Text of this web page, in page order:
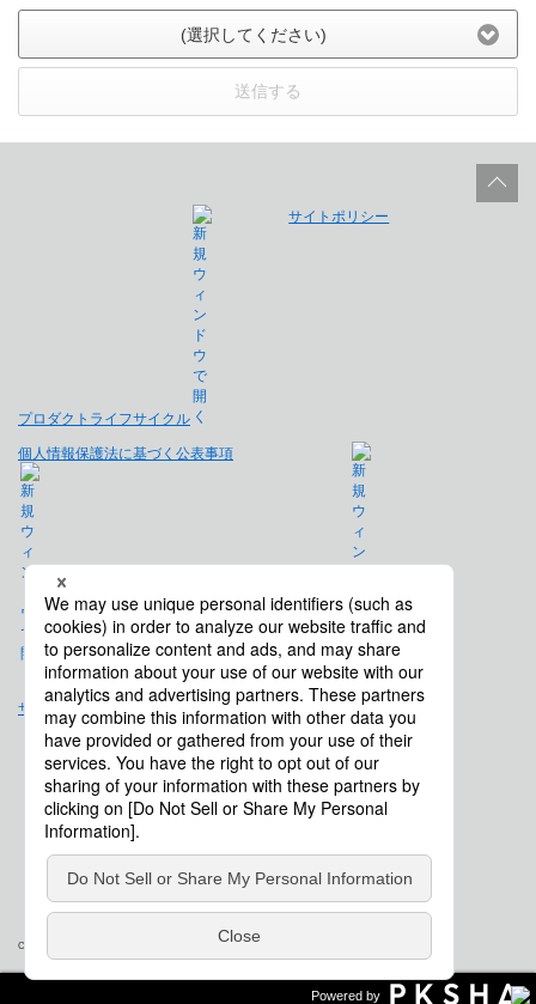
(選択してください)
送信する
プロダクトライフサイクル
サイトポリシー
個人情報保護法に基づく公表事項
免責事項
サイトマップ
会社概要
Copyright © Saison Technology Co., Ltd. All Rights Reserved.
Powered by